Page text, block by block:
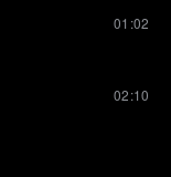
01:02
02:10